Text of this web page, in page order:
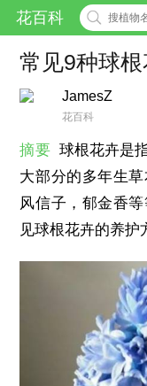
花百科
常见9种球
JamesZ
花百科
摘要 球根花卉是
大部分的多年生
风信子，郁金香
见球根花卉的养护